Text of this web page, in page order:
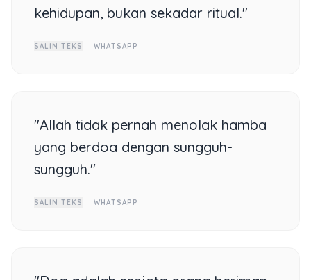
kehidupan, bukan sekadar ritual."
SALIN TEKS WHATSAPP
"Allah tidak pernah menolak hamba
yang berdoa dengan sungguh-
sungguh."
SALIN TEKS WHATSAPP